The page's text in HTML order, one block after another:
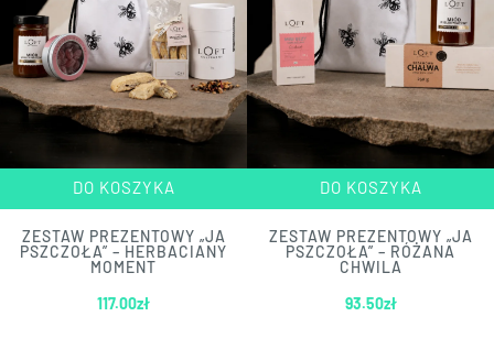
DO KOSZYKA
ZESTAW PREZENTOWY „JA
PSZCZOŁA” – HERBACIANY
MOMENT
117.00zł
DO KOSZYKA
ZESTAW PREZENTOWY „JA
PSZCZOŁA” – RÓŻANA
CHWILA
93.50zł